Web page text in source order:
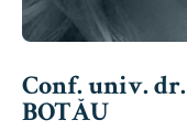
Conf. univ.
BOTĂU